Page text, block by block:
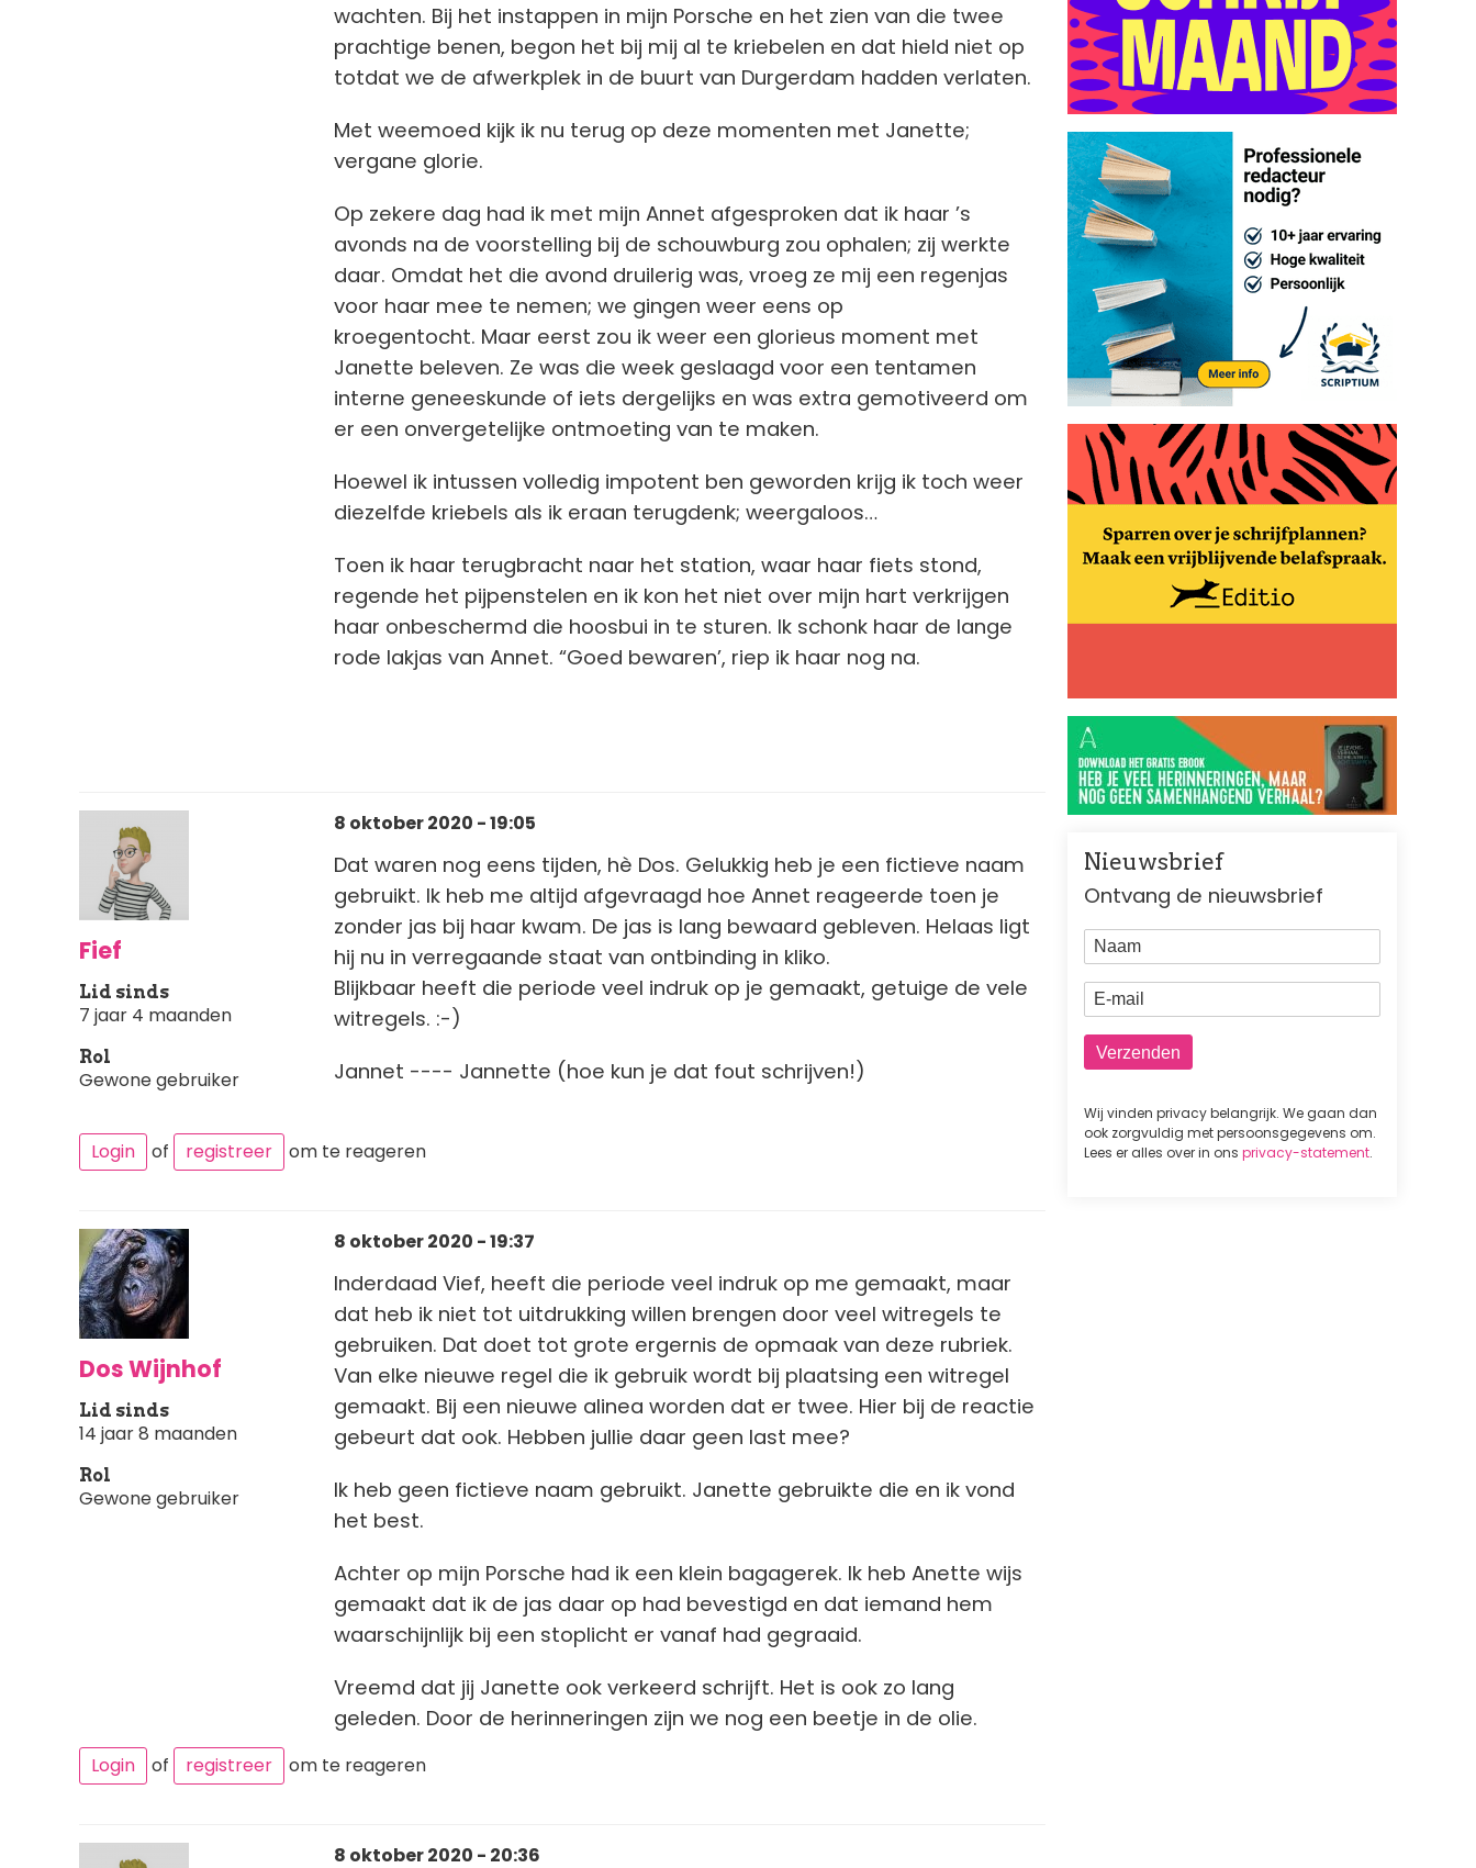
wachten. Bij het instappen in mijn Porsche en het zien van die twee
prachtige benen, begon het bij mij al te kriebelen en dat hield niet op
totdat we de afwerkplek in de buurt van Durgerdam hadden verlaten.
Met weemoed kijk ik nu terug op deze momenten met Janette;
vergane glorie.
Op zekere dag had ik met mijn Annet afgesproken dat ik haar ’s
avonds na de voorstelling bij de schouwburg zou ophalen; zij werkte
daar. Omdat het die avond druilerig was, vroeg ze mij een regenjas
voor haar mee te nemen; we gingen weer eens op
kroegentocht. Maar eerst zou ik weer een glorieus moment met
Janette beleven. Ze was die week geslaagd voor een tentamen
interne geneeskunde of iets dergelijks en was extra gemotiveerd om
er een onvergetelijke ontmoeting van te maken.
Hoewel ik intussen volledig impotent ben geworden krijg ik toch weer
diezelfde kriebels als ik eraan terugdenk; weergaloos…
Toen ik haar terugbracht naar het station, waar haar fiets stond,
regende het pijpenstelen en ik kon het niet over mijn hart verkrijgen
haar onbeschermd die hoosbui in te sturen. Ik schonk haar de lange
rode lakjas van Annet. “Goed bewaren’, riep ik haar nog na.
Fief
Lid sinds
7 jaar 4 maanden
Rol
Gewone gebruiker
8 oktober 2020 - 19:05
Dat waren nog eens tijden, hè Dos. Gelukkig heb je een fictieve naam
gebruikt. Ik heb me altijd afgevraagd hoe Annet reageerde toen je
zonder jas bij haar kwam. De jas is lang bewaard gebleven. Helaas ligt
hij nu in verregaande staat van ontbinding in kliko.
Blijkbaar heeft die periode veel indruk op je gemaakt, getuige de vele
witregels. :-)
Jannet ---- Jannette (hoe kun je dat fout schrijven!)
Login of registreer om te reageren
Dos Wijnhof
Lid sinds
14 jaar 8 maanden
Rol
Gewone gebruiker
8 oktober 2020 - 19:37
Inderdaad Vief, heeft die periode veel indruk op me gemaakt, maar
dat heb ik niet tot uitdrukking willen brengen door veel witregels te
gebruiken. Dat doet tot grote ergernis de opmaak van deze rubriek.
Van elke nieuwe regel die ik gebruik wordt bij plaatsing een witregel
gemaakt. Bij een nieuwe alinea worden dat er twee. Hier bij de reactie
gebeurt dat ook. Hebben jullie daar geen last mee?
Ik heb geen fictieve naam gebruikt. Janette gebruikte die en ik vond
het best.
Achter op mijn Porsche had ik een klein bagagerek. Ik heb Anette wijs
gemaakt dat ik de jas daar op had bevestigd en dat iemand hem
waarschijnlijk bij een stoplicht er vanaf had gegraaid.
Vreemd dat jij Janette ook verkeerd schrijft. Het is ook zo lang
geleden. Door de herinneringen zijn we nog een beetje in de olie.
Login of registreer om te reageren
8 oktober 2020 - 20:36
Nieuwsbrief
Ontvang de nieuwsbrief
Naam
E-mail
Wij vinden privacy belangrijk. We gaan dan
ook zorgvuldig met persoonsgegevens om.
Lees er alles over in ons privacy-statement.